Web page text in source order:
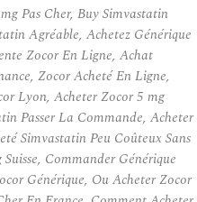
Pas Cher, Buy Simvastatin
Agréable, Achetez Générique
Zocor En Ligne, Achat
Zocor Acheté En Ligne,
Lyon, Acheter Zocor 5 mg
Passer La Commande, Acheter
Simvastatin Peu Coûteux Sans
Commander Générique
Générique, Ou Acheter Zocor